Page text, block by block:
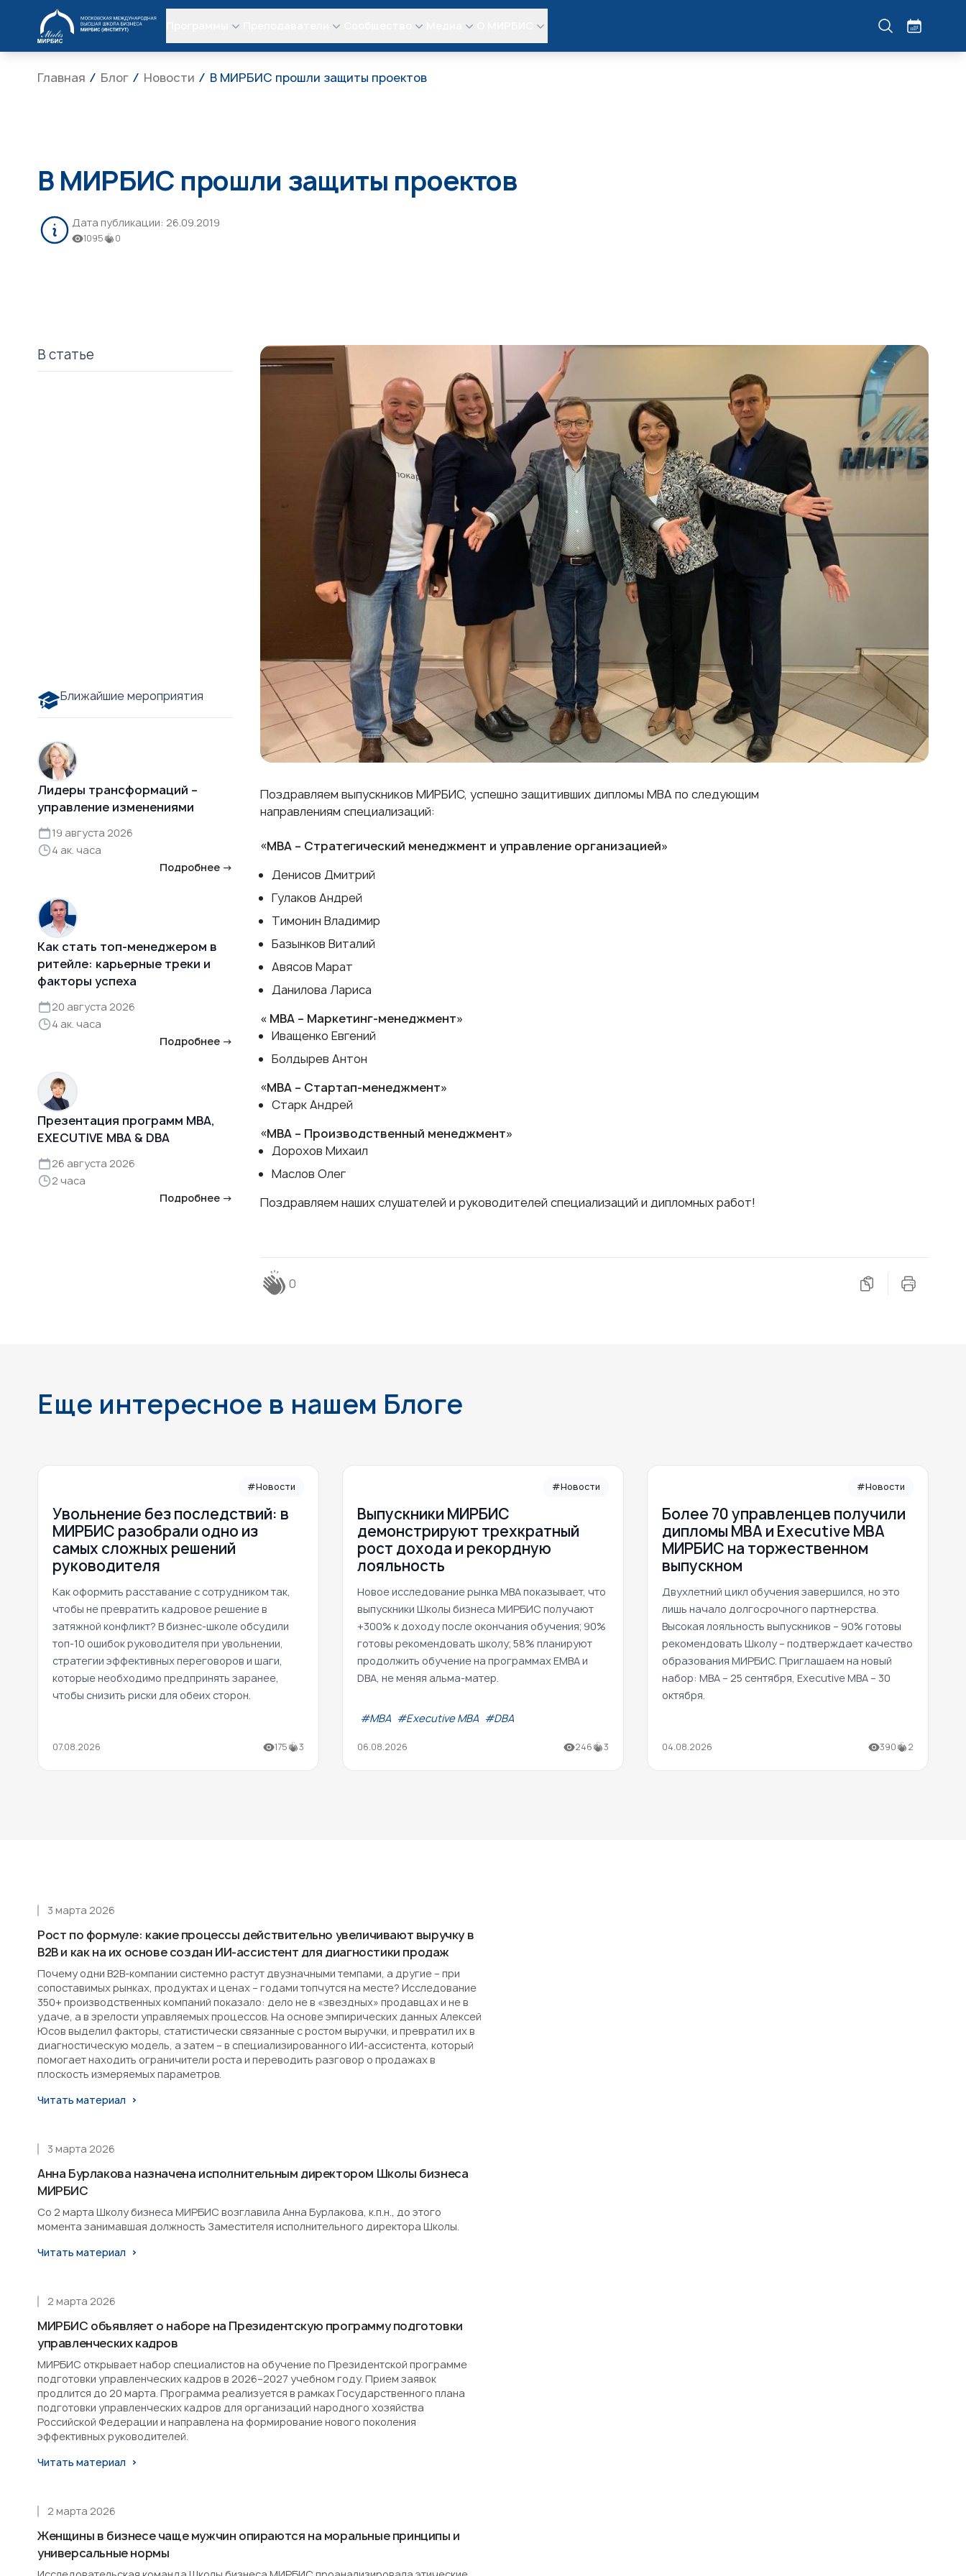
МИРБИС
Главная Блог Новости В МИРБИС прошли защиты проектов
В МИРБИС прошли защиты проектов
Дата публикации: 26.09.2019
1095 0
В статье
Поздравляем выпускников МИРБИС, успешно защитивших дипломы МВА по следующим
направлениям специализаций:
«МВА – Стратегический менеджмент и управление организацией»
Денисов Дмитрий
Гулаков Андрей
Тимонин Владимир
Базынков Виталий
Авясов Марат
Данилова Лариса
« МВА – Маркетинг-менеджмент»
Иващенко Евгений
Болдырев Антон
«МВА – Стартап-менеджмент»
Старк Андрей
«МВА – Производственный менеджмент»
Дорохов Михаил
Маслов Олег
Поздравляем наших слушателей и руководителей специализаций и дипломных работ!
Ближайшие мероприятия
Лидеры трансформаций –
управление изменениями
19 августа 2026
4 ак. часа
Подробнее →
Как стать топ-менеджером в
ритейле: карьерные треки и
факторы успеха
20 августа 2026
4 ак. часа
Подробнее →
Презентация программ MBA,
EXECUTIVE MBA & DBA
26 августа 2026
2 часа
Подробнее →
0
Еще интересное в нашем Блоге
#Новости
Увольнение без последствий: в
МИРБИС разобрали одно из
самых сложных решений
руководителя
Как оформить расставание с сотрудником так,
чтобы не превратить кадровое решение в
затяжной конфликт? В бизнес-школе обсудили
топ-10 ошибок руководителя при увольнении,
стратегии эффективных переговоров и шаги,
которые необходимо предпринять заранее,
чтобы снизить риски для обеих сторон.
07.08.2026 175 3
#Новости
Выпускники МИРБИС
демонстрируют трехкратный
рост дохода и рекордную
лояльность
Новое исследование рынка MBA показывает, что
выпускники Школы бизнеса МИРБИС получают
+300% к доходу после окончания обучения; 90%
готовы рекомендовать школу; 58% планируют
продолжить обучение на программах EMBA и
DBA, не меняя альма-матер.
#МВА #Executive MBA #DBA
06.08.2026 246 3
#Новости
Более 70 управленцев получили
дипломы MBA и Executive MBA
МИРБИС на торжественном
выпускном
Двухлетний цикл обучения завершился, но это
лишь начало долгосрочного партнерства.
Высокая лояльность выпускников – 90% готовы
рекомендовать Школу – подтверждает качество
образования МИРБИС. Приглашаем на новый
набор: MBA – 25 сентября, Executive MBA – 30
октября.
04.08.2026 390 2
Рост по формуле: какие процессы действительно увеличивают выручку в
B2B и как на их основе создан ИИ-ассистент для диагностики продаж
3 марта 2026
Почему одни B2B-компании системно растут двузначными темпами, а другие – при
сопоставимых рынках, продуктах и ценах – годами топчутся на месте? Исследование
350+ производственных компаний показало: дело не в «звездных» продавцах и не в
удаче, а в зрелости управляемых процессов. На основе эмпирических данных Алексей
Юсов выделил факторы, статистически связанные с ростом выручки, и превратил их в
диагностическую модель, а затем – в специализированного ИИ-ассистента, который
помогает находить ограничители роста и переводить разговор о продажах в
плоскость измеряемых параметров.
Читать материал
Анна Бурлакова назначена исполнительным директором Школы бизнеса
МИРБИС
3 марта 2026
Со 2 марта Школу бизнеса МИРБИС возглавила Анна Бурлакова, к.п.н., до этого
момента занимавшая должность Заместителя исполнительного директора Школы.
Читать материал
МИРБИС объявляет о наборе на Президентскую программу подготовки
управленческих кадров
2 марта 2026
МИРБИС открывает набор специалистов на обучение по Президентской программе
подготовки управленческих кадров в 2026–2027 учебном году. Прием заявок
продлится до 20 марта. Программа реализуется в рамках Государственного плана
подготовки управленческих кадров для организаций народного хозяйства
Российской Федерации и направлена на формирование нового поколения
эффективных руководителей.
Читать материал
Женщины в бизнесе чаще мужчин опираются на моральные принципы и
универсальные нормы
2 марта 2026